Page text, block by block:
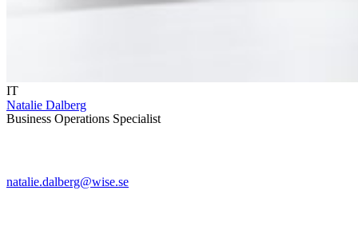
IT
Natalie Dalberg
Business Operations Specialist
natalie.dalberg@wise.se